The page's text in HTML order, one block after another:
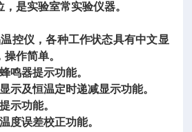
是实验室常实验仪器。
控仪，各种工作状态具有中文显
作简单。
鸣器提示功能。
示及恒温定时递减显示功能。
示功能。
度误差校正功能。